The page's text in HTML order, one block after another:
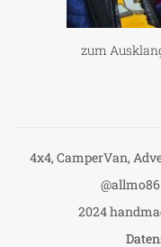
zum
4x4, CamperVan,
2024